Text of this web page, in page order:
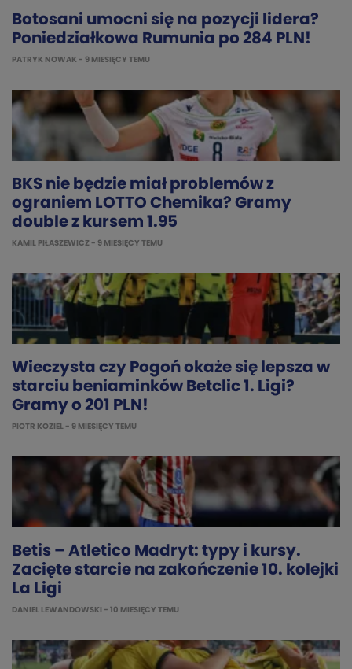
Botosani umocni się na pozycji lidera?
Poniedziałkowa Rumunia po 284 PLN!
PATRYK NOWAK - 9 MIESIĘCY TEMU
BKS nie będzie miał problemów z
ograniem LOTTO Chemika? Gramy
double z kursem 1.95
KAMIL PIŁASZEWICZ - 9 MIESIĘCY TEMU
Wieczysta czy Pogoń okaże się lepsza w
starciu beniaminków Betclic 1. Ligi?
Gramy o 201 PLN!
PIOTR KOZIEL - 9 MIESIĘCY TEMU
Betis – Atletico Madryt: typy i kursy.
Zacięte starcie na zakończenie 10. kolejki
La Ligi
DANIEL LEWANDOWSKI - 10 MIESIĘCY TEMU